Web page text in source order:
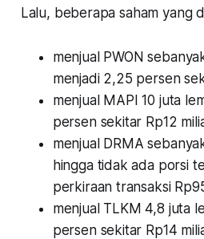
Lalu, beberapa saham yang
menjual PWON
menjadi 2,25 persen
menjual MAPI 10 juta
persen sekitar Rp12
menjual DRMA
hingga tidak ada porsi
perkiraan transaksi
menjual TLKM 4,8 juta
persen sekitar Rp14